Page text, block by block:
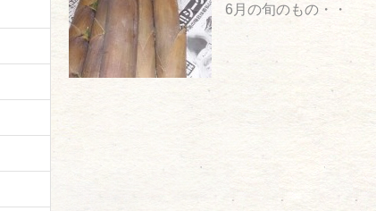
6月の旬のもの・・